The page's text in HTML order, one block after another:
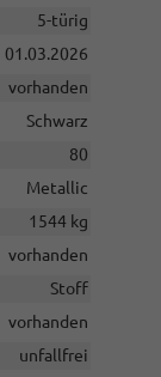
5-türig
01.03.2026
vorhanden
Schwarz
80
Metallic
1544 kg
vorhanden
Stoff
vorhanden
unfallfrei